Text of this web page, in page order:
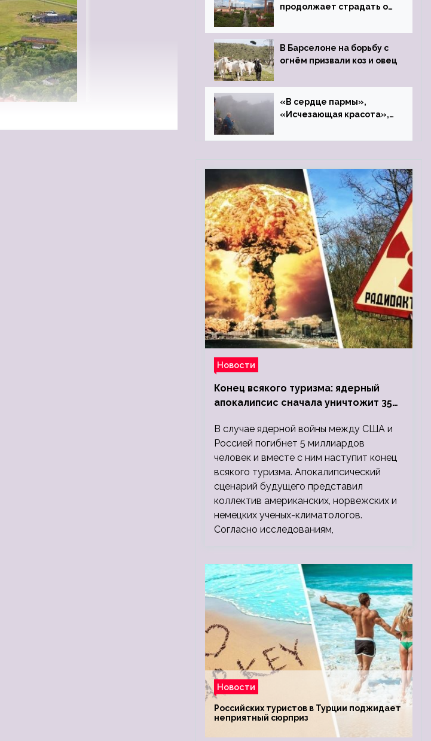
продолжает страдать от
завода
В Барселоне на борьбу с
огнём призвали коз и овец
«В сердце пармы»,
«Исчезающая красота»,
Новости
Конец всякого туризма: ядерный
апокалипсис сначала уничтожит 350
людей
В случае ядерной войны между США и
Россией погибнет 5 миллиардов
человек и вместе с ним наступит конец
всякого туризма. Апокалипсический
сценарий будущего представил
коллектив американских, норвежских и
немецких ученых-климатологов.
Согласно исследованиям,
Новости
Российских туристов в Турции поджидает
неприятный сюрприз